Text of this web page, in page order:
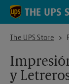
Skip to content
Return to Nav
The UPS Store
The UPS Store
y